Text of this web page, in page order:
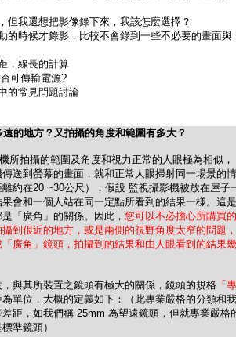
示防盜貼紙
配件
但我還想把影像錄下來，我該怎麼選擇？
的時候才錄影，比較不會錄到一些不必要的畫面與
，線長的計算
可傳輸電源?
的常見問題討論
的地方？又拍攝的角度和範圍有多大？
所拍攝的範圍及角度和視力正常的人眼極為相似，
送到螢幕的畫面，就和正常人眼掃射同一場景的情
約在20 ~30公尺）；假設 監視攝影機被放在屋子
會和一個人站在同一定點所看到的結果一様。這是
「廣角」的關係。因此， 您可以不必擔心所購買的
到佷近的地方，或是兩側的視野角度太窄的問題，
廣角」鏡頭，拍攝到的結果和由人眼看到的結果幾
與其所裝置之鏡頭有極大的關係，鏡頭的規格 「專
單位，大概的定義如下：（此專業嚴格的分類和我
距，如我們稱 25mm 為望遠鏡頭，但就專業嚴格
準鏡頭）